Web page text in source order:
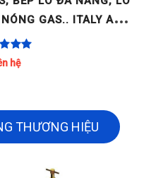
GAS.. ITALY AC
/ 4 LÒ / [...]
hệ
THƯƠNG HIỆU